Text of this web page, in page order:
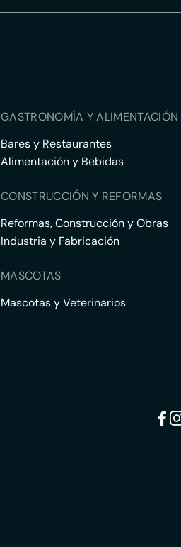
GASTRONOMÍA Y ALIMENTACIÓN
Bares y Restaurantes
Alimentación y Bebidas
CONSTRUCCIÓN Y REFORMAS
Reformas, Construcción y Obras
Industria y Fabricación
MASCOTAS
Mascotas y Veterinarios